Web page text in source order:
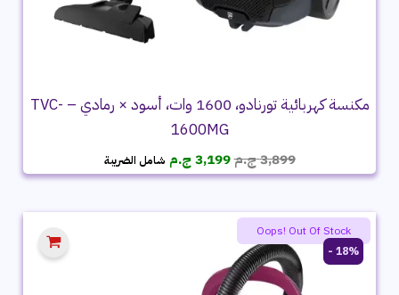
مكنسة كهربائية تورنادو، 1600 وات، أسود × رمادي – TVC-
1600MG
3,899ج.مالسعر
الأصلي
3,899 ج.م.
3,199 ج.م السعر
الحالي
3,199 ج.م.
شامل الضريبة
18% -
Oops! Out Of Stock